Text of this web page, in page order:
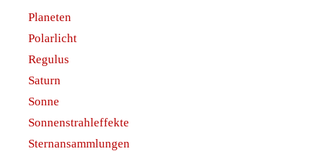
Planeten
Polarlicht
Regulus
Saturn
Sonne
Sonnenstrahleffekte
Sternansammlungen